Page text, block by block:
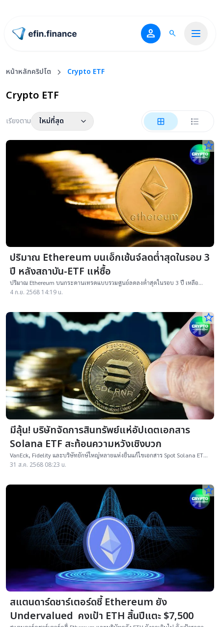
ไปหน้าแรก person search
หน้าหลักคริปโต Crypto ETF
Crypto ETF
เรียงตาม ใหม่ที่สุด
star_border
ปริมาณ Ethereum บนเอ็กเช้นจ์ลดต่ำสุดในรอบ 3
ปี หลังสถาบัน-ETF แห่ซื้อ
ปริมาณ Ethereum บนกระดานเทรดแบบรวมศูนย์ลดลงต่ำสุดในรอบ 3 ปี เหลือ
เพียง 17.4 ล้านเหรียญ หลัง ETF และบริษัทมหาชนแห่ถือ ETH เป็นสินทรัพย์สำรอง
4 ก.ย. 2568 14:19 น.
star_border
มีลุ้น! บริษัทจัดการสินทรัพย์แห่อัปเดตเอกสาร
Solana ETF สะท้อนความหวังเชิงบวก
VanEck, Fidelity และบริษัทยักษ์ใหญ่หลายแห่งยื่นแก้ไขเอกสาร Spot Solana ETF
ต่อ SEC สหรัฐฯ สะท้อนความคืบหน้าเชิงบวก แม้ยังไม่มีการอนุมัติอย่างเป็นทางการ
31 ส.ค. 2568 08:23 น.
star_border
สแตนดาร์ดชาร์เตอร์ดชี้ Ethereum ยัง
Undervalued คงเป้า ETH สิ้นปีแตะ $7,500